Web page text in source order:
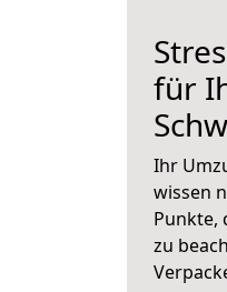
für
Ihr
wissen
Punkte,
zu